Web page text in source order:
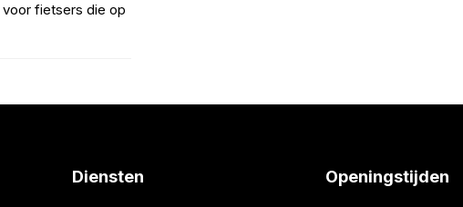
voor fietsers die op
Diensten Openingstijden